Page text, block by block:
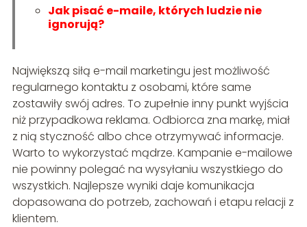
Jak pisać e-maile, których ludzie nie
ignorują?
Największą siłą e-mail marketingu jest możliwość
regularnego kontaktu z osobami, które same
zostawiły swój adres. To zupełnie inny punkt wyjścia
niż przypadkowa reklama. Odbiorca zna markę, miał
z nią styczność albo chce otrzymywać informacje.
Warto to wykorzystać mądrze. Kampanie e-mailowe
nie powinny polegać na wysyłaniu wszystkiego do
wszystkich. Najlepsze wyniki daje komunikacja
dopasowana do potrzeb, zachowań i etapu relacji z
klientem.